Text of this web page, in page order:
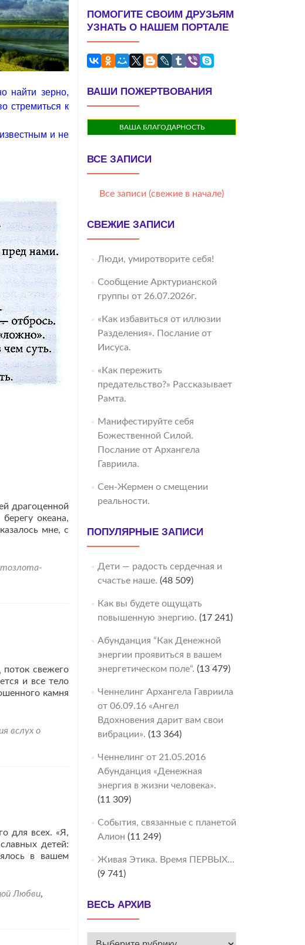
найти зерно,
стремиться к
и не
драгоценной
океана,
мне, с
свежего
и все тело
камня
вслух о
для всех. «Я,
детей:
в вашем
Любви,
ПОМОГИТЕ СВОИМ ДРУЗЬЯМ
УЗНАТЬ О НАШЕМ ПОРТАЛЕ
ВАШИ ПОЖЕРТВОВАНИЯ
ВАША БЛАГОДАРНОСТЬ
ВСЕ ЗАПИСИ
Все записи (свежие в начале)
СВЕЖИЕ ЗАПИСИ
Люди, умиротворите себя!
Сообщение Арктурианской
группы от 26.07.2026г.
«Как избавиться от иллюзии
Разделения». Послание от
Иисуса.
«Как пережить
предательство?» Рассказывает
Рамта.
Манифестируйте себя
Божественной Силой.
Послание от Архангела
Гавриила.
Сен-Жермен о смещении
реальности.
ПОПУЛЯРНЫЕ ЗАПИСИ
Дети — радость сердечная и
счастье наше. (48 509)
Как вы будете ощущать
повышенную энергию. (17 241)
Абунданция “Как Денежной
энергии проявиться в вашем
энергетическом поле“. (13 479)
Ченнелинг Архангела Гавриила
от 06.09.16 «Ангел
Вдохновения дарит вам свои
вибрации». (13 364)
Ченнелинг от 21.05.2016
Абунданция «Денежная
энергия в жизни человека».
(11 309)
События, связанные с планетой
Алион (11 249)
Живая Этика. Время ПЕРВЫХ…
(9 741)
ВЕСЬ АРХИВ
ВЕСЬ